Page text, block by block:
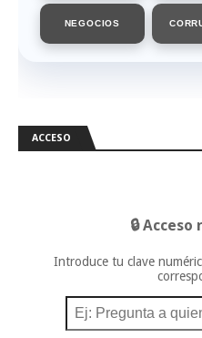
NEGOCIOS
ACCESO
🔒
Introduce tu clave